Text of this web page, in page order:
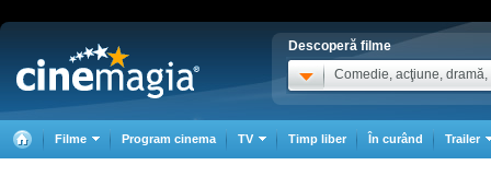
Descoperă filme
Comedie, acţiune, dramă,
Filme Program cinema TV Timp liber În curând Trailer